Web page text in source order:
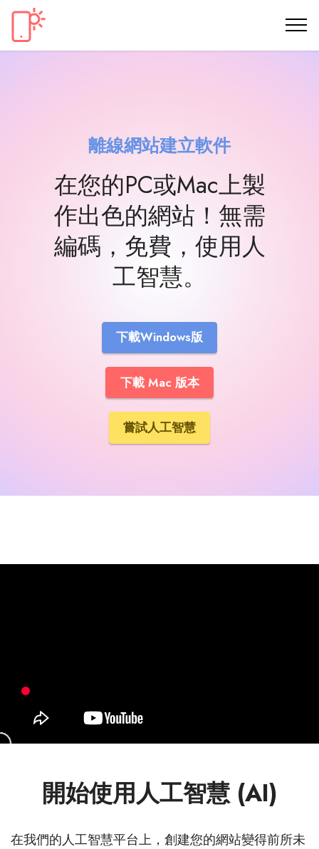
離線網站建立軟件
在您的PC或Mac上製
作出色的網站！無需
編碼，免費，使用人
工智慧。
下載Windows版
下載 Mac 版本
嘗試人工智慧
開始使用人工智慧 (AI)
在我們的人工智慧平台上，創建您的網站變得前所未